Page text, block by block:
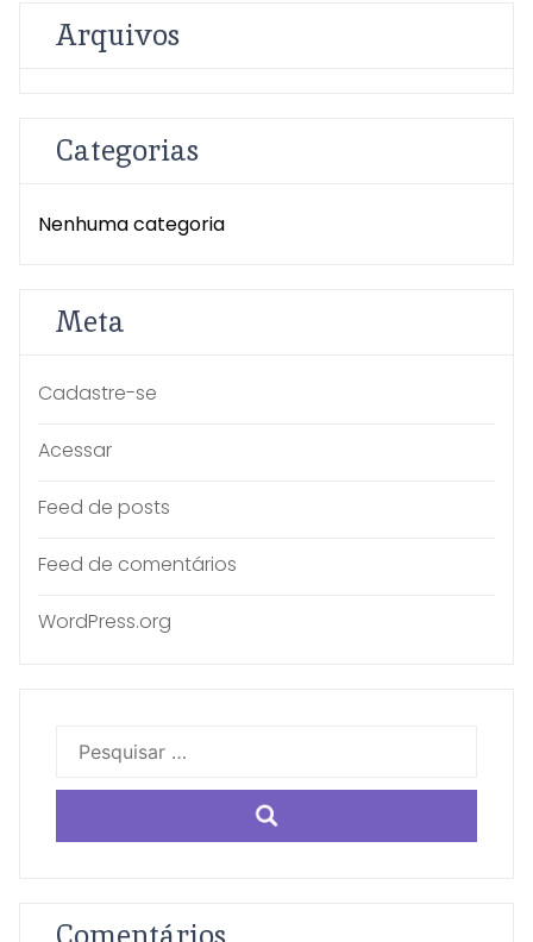
Arquivos
Categorias
Nenhuma categoria
Meta
Cadastre-se
Acessar
Feed de posts
Feed de comentários
WordPress.org
Pesquisar